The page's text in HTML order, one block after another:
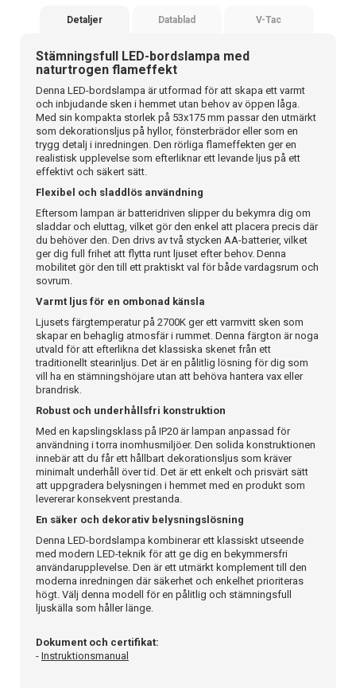
Detaljer Datablad V-Tac
Stämningsfull LED-bordslampa med
naturtrogen flameffekt
Denna LED-bordslampa är utformad för att skapa ett varmt
och inbjudande sken i hemmet utan behov av öppen låga.
Med sin kompakta storlek på 53x175 mm passar den utmärkt
som dekorationsljus på hyllor, fönsterbrädor eller som en
trygg detalj i inredningen. Den rörliga flameffekten ger en
realistisk upplevelse som efterliknar ett levande ljus på ett
effektivt och säkert sätt.
Flexibel och sladdlös användning
Eftersom lampan är batteridriven slipper du bekymra dig om
sladdar och eluttag, vilket gör den enkel att placera precis där
du behöver den. Den drivs av två stycken AA-batterier, vilket
ger dig full frihet att flytta runt ljuset efter behov. Denna
mobilitet gör den till ett praktiskt val för både vardagsrum och
sovrum.
Varmt ljus för en ombonad känsla
Ljusets färgtemperatur på 2700K ger ett varmvitt sken som
skapar en behaglig atmosfär i rummet. Denna färgton är noga
utvald för att efterlikna det klassiska skenet från ett
traditionellt stearinljus. Det är en pålitlig lösning för dig som
vill ha en stämningshöjare utan att behöva hantera vax eller
brandrisk.
Robust och underhållsfri konstruktion
Med en kapslingsklass på IP20 är lampan anpassad för
användning i torra inomhusmiljöer. Den solida konstruktionen
innebär att du får ett hållbart dekorationsljus som kräver
minimalt underhåll över tid. Det är ett enkelt och prisvärt sätt
att uppgradera belysningen i hemmet med en produkt som
levererar konsekvent prestanda.
En säker och dekorativ belysningslösning
Denna LED-bordslampa kombinerar ett klassiskt utseende
med modern LED-teknik för att ge dig en bekymmersfri
användarupplevelse. Den är ett utmärkt komplement till den
moderna inredningen där säkerhet och enkelhet prioriteras
högt. Välj denna modell för en pålitlig och stämningsfull
ljuskälla som håller länge.
Dokument och certifikat:
- Instruktionsmanual